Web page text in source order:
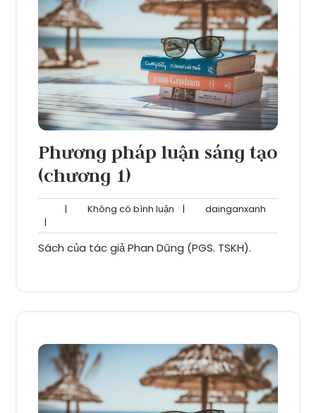
Phương pháp luận sáng tạo
(chương 1)
| Không có bình luận Không
bình
luận
| dainganxanh
|
Sách của tác giả Phan Dũng (PGS. TSKH).